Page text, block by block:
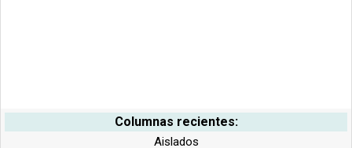
Columnas recientes:
Aislados